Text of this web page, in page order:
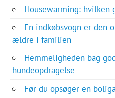
Housewarming: hvilken
En indkøbsvogn er den
ældre i familien
Hemmeligheden bag
hundeopdragelse
Før du opsøger en